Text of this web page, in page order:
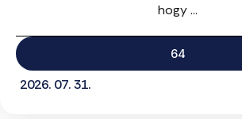
hogy ...
64
2026. 07. 31.